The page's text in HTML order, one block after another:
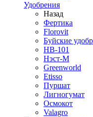
Удобрения
Назад
Фертика
Florovit
Буйские
HB-101
Нэст-М
Greenworld
Etisso
Пуршат
Лигногумат
Осмокот
Valagro